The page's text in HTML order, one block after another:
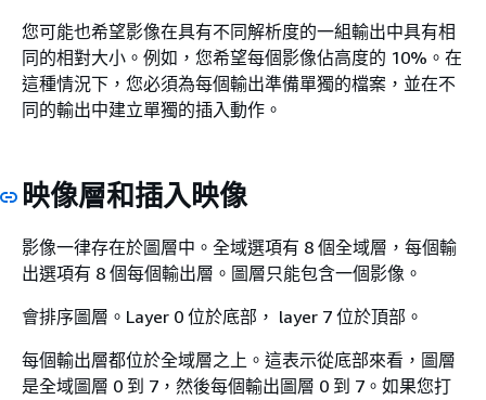
您可能也希望影像在具有不同解析度的一組輸出中具有相
同的相對大小。例如，您希望每個影像佔高度的 10%。在
這種情況下，您必須為每個輸出準備單獨的檔案，並在不
同的輸出中建立單獨的插入動作。
映像層和插入映像
影像一律存在於圖層中。全域選項有 8 個全域層，每個輸
出選項有 8 個每個輸出層。圖層只能包含一個影像。
會排序圖層。Layer 0 位於底部， layer 7 位於頂部。
每個輸出層都位於全域層之上。這表示從底部來看，圖層
是全域圖層 0 到 7，然後每個輸出圖層 0 到 7。如果您打